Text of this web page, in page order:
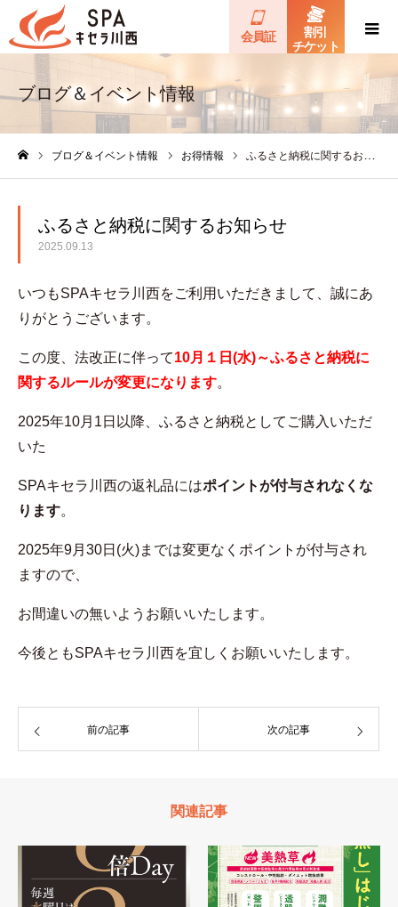
割引
チケット
会員証
ブログ＆イベント情報
ブログ＆イベント情報 お得情報 ふるさと納税に関するお知らせ
ふるさと納税に関するお知らせ
2025.09.13
いつもSPAキセラ川西をご利用いただきまして、誠にあ
りがとうございます。
この度、法改正に伴って10月１日(水)～ふるさと納税に
関するルールが変更になります。
2025年10月1日以降、ふるさと納税としてご購入いただ
いた
SPAキセラ川西の返礼品にはポイントが付与されなくな
ります。
2025年9月30日(火)までは変更なくポイントが付与され
ますので、
お間違いの無いようお願いいたします。
今後ともSPAキセラ川西を宜しくお願いいたします。
前の記事 次の記事
関連記事